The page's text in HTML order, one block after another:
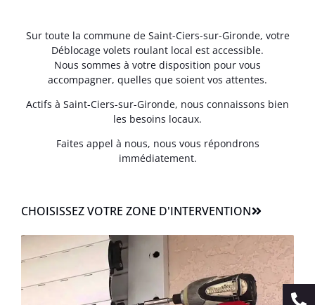
Sur toute la commune de Saint-Ciers-sur-Gironde, votre
Déblocage volets roulant local est accessible.
Nous sommes à votre disposition pour vous
accompagner, quelles que soient vos attentes.
Actifs à Saint-Ciers-sur-Gironde, nous connaissons bien
les besoins locaux.
Faites appel à nous, nous vous répondrons
immédiatement.
CHOISISSEZ VOTRE ZONE D'INTERVENTION